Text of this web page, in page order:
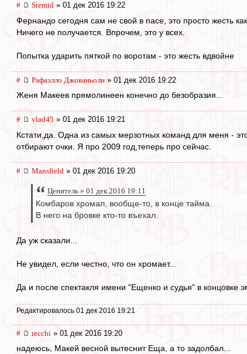
# Stemid » 01 дек 2016 19:22
Фернандо сегодня сам не свой в пасе, это просто жесть
Ничего не получается. Впрочем, это у всех.
Попытка ударить пяткой по воротам - это жесть вдвойне
# Рафаэлло Джованьоли » 01 дек 2016 19:22
Женя Макеев прямолинеен конечно до безобразия...
# vlad45 » 01 дек 2016 19:21
Кстати,да. Одна из самых мерзотных команд для меня -
отбирают очки. Я про 2009 год,теперь про сейчас.
# Mansfield » 01 дек 2016 19:20
Ценитель » 01 дек 2016 19:11
Комбаров хромал, вообще-то, в конце тайма.
В него на бровке кто-то въехал.
Да уж сказали...
Не увидел, если честно, что он хромает...
Да и после спектакля имени "Ещенко и судья" в концовке
Редактировалось 01 дек 2016 19:21
# recchi » 01 дек 2016 19:20
надеюсь, Макей весной вытеснит Еща, а то задолбал...